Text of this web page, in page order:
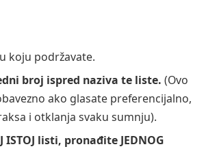
koju podržavate.
broj ispred naziva te liste. (Ovo
ako glasate preferencijalno,
i otklanja svaku sumnju).
ISTOJ listi, pronađite JEDNOG